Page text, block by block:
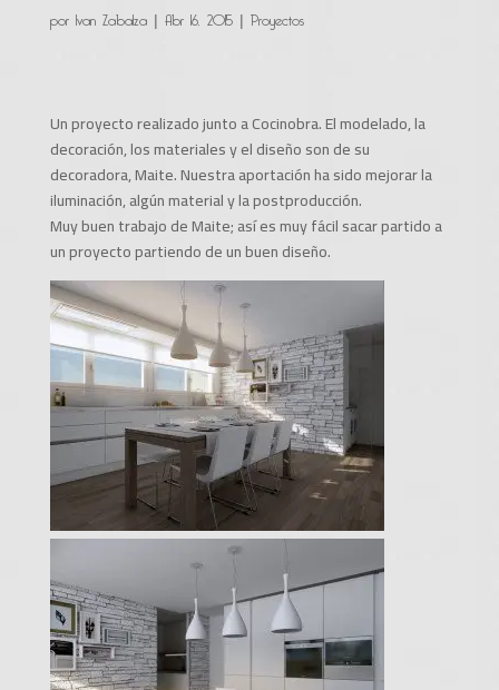
por Ivan Zabalza| Abr 16, 2015| Proyectos
Un proyecto realizado junto a Cocinobra. El modelado, la
decoración, los materiales y el diseño son de su
decoradora, Maite. Nuestra aportación ha sido mejorar la
iluminación, algún material y la postproducción.
Muy buen trabajo de Maite; así es muy fácil sacar partido a
un proyecto partiendo de un buen diseño.